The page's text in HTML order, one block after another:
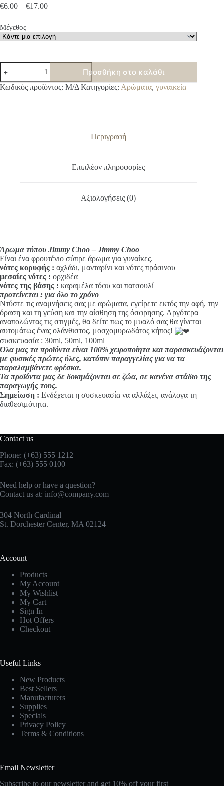
€6.00 – €17.00Price
through
€17.00
Μέγεθος
Άρωμα
τύπου
Jimmy
Choo
Προσθήκη στο καλάθι
A
Κωδικός προϊόντος: Μ/Δ Κατηγορίες: Αρώματα, γυναικεία
Περιγραφή
Επιπλέον πληροφορίες
Αξιολογήσεις (0)
Άρωμα τύπου Jimmy Choo – Jimmy Choo
Είναι ένα φρουτένιο σύπρε άρωμα για γυναίκες.
νότες κορυφής : αχλάδι, μανταρίνι και νότες πράσινου
μεσαίες νότες : ορχιδέα
νότες της βάσης : καραμέλα τόφυ και πατσουλί
προτείνεται : για όλο το χρόνο
Ντύστε τις αναμνήσεις σας με αρώματα, εγείρετε εκτός την αφή, την
όραση και τη γεύση και την αίσθηση της όσφρησης. Αργότερα
αναπολώντας τις στιγμές, θα δείτε πως το μυαλό σας θα γίνεται
αυτομάτως ένας ολάνθιστος, μοσχομυρωδάτος κήπος!
συσκευασία : 30ml, 50ml, 100ml
Όλα μας τα προϊόντα είναι 100% χειροποίητα και παρασκευάζονται
με φυσικές πρώτες ύλες, κατόπιν παραγγελίας για να τα
παραλαμβάνετε φρέσκα.
Τα προϊόντα μας δε δοκιμάζονται σε ζώα, σε κανένα στάδιο της
παραγωγής τους.
Σημείωση : Ενδέχεται η συσκευασία να αλλάξει, ανάλογα τη
διαθεσιμότητα.
Contact us
Phone: (+63) 555 1212
Fax: (+63) 555 0100
Need help or have a question?
Contact us at: info@company.com
304 North Cardinal
St. Dorchester Center, MA 02124
Account
Products
My Account
My Wishlist
My Cart
Sign In
Hot Offers
Checkout
Useful Links
New Products
Best Sellers
Manufacturers
Supplies
Specials
Privacy Policy
Terms & Conditions
Email Newsletter
Subscribe to our newsletter and get 10% off your first